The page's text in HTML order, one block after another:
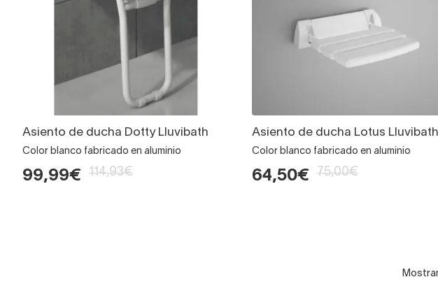
Asiento de ducha Dotty Lluvibath
Color blanco fabricado en aluminio
99,99€ 114,93€
Asiento de ducha Lotus Lluvibath
Color blanco fabricado en aluminio
64,50€ 75,00€